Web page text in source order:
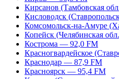
Кирсанов (Тамбовская
Кисловодск
Комсомольск-на-Амуре
Копейск (Челябинская
Кострома — 92,0 FM
Красногвардейское
Краснодар — 87,9 FM
Красноярск — 95,4 FM